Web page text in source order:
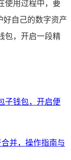
使用过程中，要
好自己的数字资产
包，开启一段精
子钱包，开启便
并，操作指南与